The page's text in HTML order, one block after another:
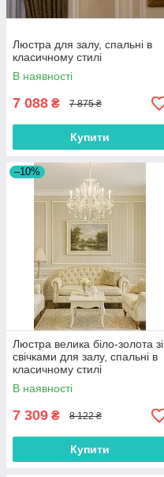
Люстра для залу, спальні в
класичному стилі
В наявності
7 088 ₴ 7 875 ₴
Купити
–10%
Люстра велика біло-золота зі
свічками для залу, спальні в
класичному стилі
В наявності
7 309 ₴ 8 122 ₴
Купити